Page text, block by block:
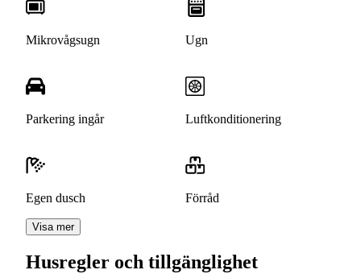
Mikrovågsugn Ugn
Parkering ingår Luftkonditionering
Egen dusch Förråd
Visa mer
Husregler och tillgänglighet